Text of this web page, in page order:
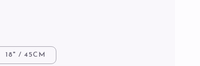
18" / 45CM